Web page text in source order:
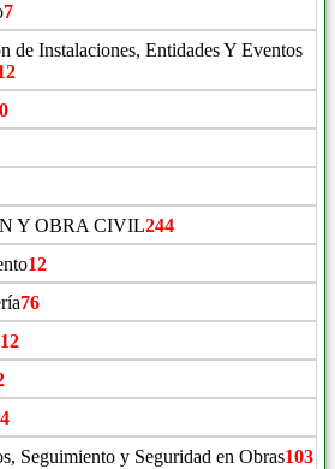
7
de Instalaciones, Entidades Y Eventos
Y OBRA CIVIL244
12
76
12
Seguimiento y Seguridad en Obras103